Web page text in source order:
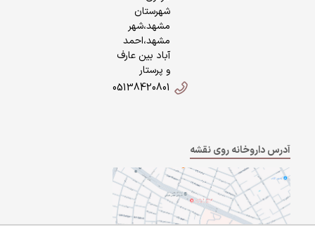
شهرستان
مشهد،شهر
مشهد،احمد
آباد بین عارف
و پرستار
05138420801
آدرس داروخانه روی نقشه